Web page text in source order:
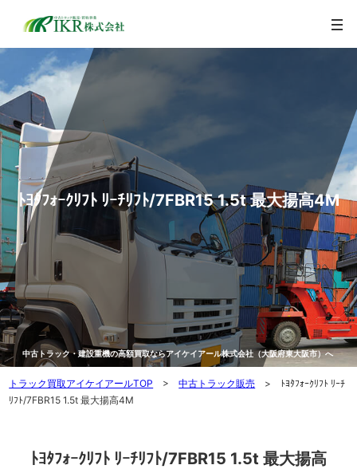
ﾄﾖﾀﾌｫｰｸﾘﾌﾄ ﾘｰﾁﾘﾌﾄ/7FBR15 1.5t 最大揚高4M
中古トラック・建設重機の高額買取ならアイケイアール株式会社（大阪府東大阪市）へ
トラック買取アイケイアールTOP >中古トラック販売 > ﾄﾖﾀﾌｫｰｸﾘﾌﾄ ﾘｰﾁ
ﾘﾌﾄ/7FBR15 1.5t 最大揚高4M
ﾄﾖﾀﾌｫｰｸﾘﾌﾄ ﾘｰﾁﾘﾌﾄ/7FBR15 1.5t 最大揚高